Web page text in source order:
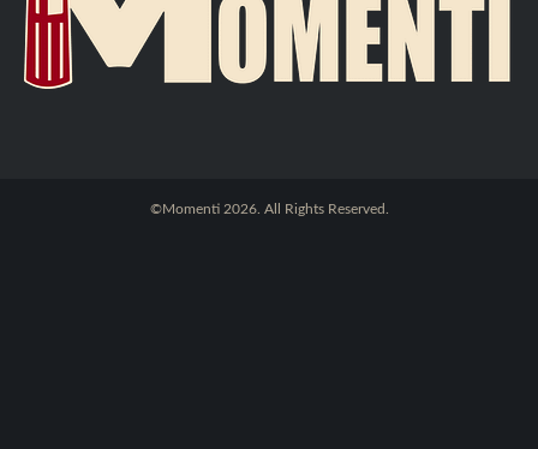
©Momenti 2026. All Rights Reserved.